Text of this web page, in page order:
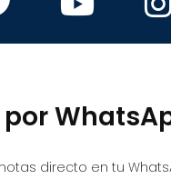
directo en tu